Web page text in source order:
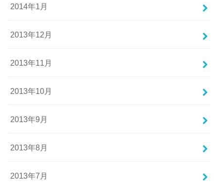
2014年1月
2013年12月
2013年11月
2013年10月
2013年9月
2013年8月
2013年7月